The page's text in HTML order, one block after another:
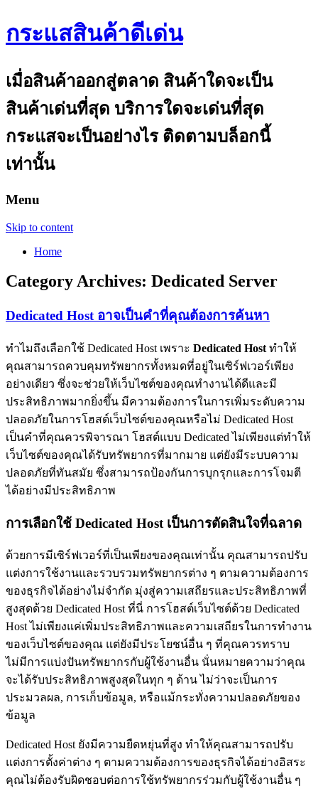
กระแสสินค้าดีเด่น
เมื่อสินค้าออกสู่ตลาด สินค้าใดจะเป็น
สินค้าเด่นที่สุด บริการใดจะเด่นที่สุด
กระแสจะเป็นอย่างไร ติดตามบล็อกนี้
เท่านั้น
Menu
Skip to content
Home
Category Archives: Dedicated Server
Dedicated Host อาจเป็นคำที่คุณต้องการค้นหา
ทำไมถึงเลือกใช้ Dedicated Host เพราะ Dedicated Host ทำให้
คุณสามารถควบคุมทรัพยากรทั้งหมดที่อยู่ในเซิร์ฟเวอร์เพียง
อย่างเดียว ซึ่งจะช่วยให้เว็บไซต์ของคุณทำงานได้ดีและมี
ประสิทธิภาพมากยิ่งขึ้น มีความต้องการในการเพิ่มระดับความ
ปลอดภัยในการโฮสต์เว็บไซต์ของคุณหรือไม่ Dedicated Host
เป็นคำที่คุณควรพิจารณา โฮสต์แบบ Dedicated ไม่เพียงแต่ทำให้
เว็บไซต์ของคุณได้รับทรัพยากรที่มากมาย แต่ยังมีระบบความ
ปลอดภัยที่ทันสมัย ซึ่งสามารถป้องกันการบุกรุกและการโจมตี
ได้อย่างมีประสิทธิภาพ
การเลือกใช้ Dedicated Host เป็นการตัดสินใจที่ฉลาด
ด้วยการมีเซิร์ฟเวอร์ที่เป็นเพียงของคุณเท่านั้น คุณสามารถปรับ
แต่งการใช้งานและรวบรวมทรัพยากรต่าง ๆ ตามความต้องการ
ของธุรกิจได้อย่างไม่จำกัด มุ่งสู่ความเสถียรและประสิทธิภาพที่
สูงสุดด้วย Dedicated Host ที่นี่ การโฮสต์เว็บไซต์ด้วย Dedicated
Host ไม่เพียงแค่เพิ่มประสิทธิภาพและความเสถียรในการทำงาน
ของเว็บไซต์ของคุณ แต่ยังมีประโยชน์อื่น ๆ ที่คุณควรทราบ
ไม่มีการแบ่งปันทรัพยากรกับผู้ใช้งานอื่น นั่นหมายความว่าคุณ
จะได้รับประสิทธิภาพสูงสุดในทุก ๆ ด้าน ไม่ว่าจะเป็นการ
ประมวลผล, การเก็บข้อมูล, หรือแม้กระทั่งความปลอดภัยของ
ข้อมูล
Dedicated Host ยังมีความยืดหยุ่นที่สูง ทำให้คุณสามารถปรับ
แต่งการตั้งค่าต่าง ๆ ตามความต้องการของธุรกิจได้อย่างอิสระ
คุณไม่ต้องรับผิดชอบต่อการใช้ทรัพยากรร่วมกับผู้ใช้งานอื่น ๆ